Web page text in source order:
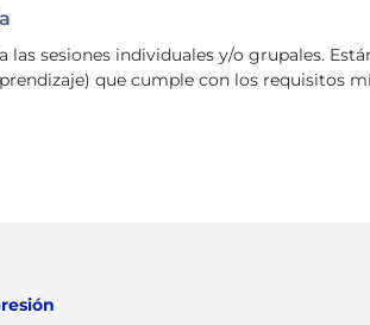
sesiones individuales y/o grupales.
que cumple con los requisitos